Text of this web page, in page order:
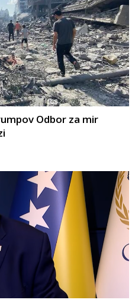
Odbor za mir